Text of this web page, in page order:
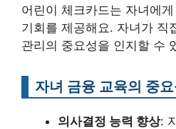
어린이 체크카드는 자녀에
기회를 제공해요. 자녀가 직
관리의 중요성을 인지할 수
자녀 금융 교육의 중요
의사결정 능력 향상: